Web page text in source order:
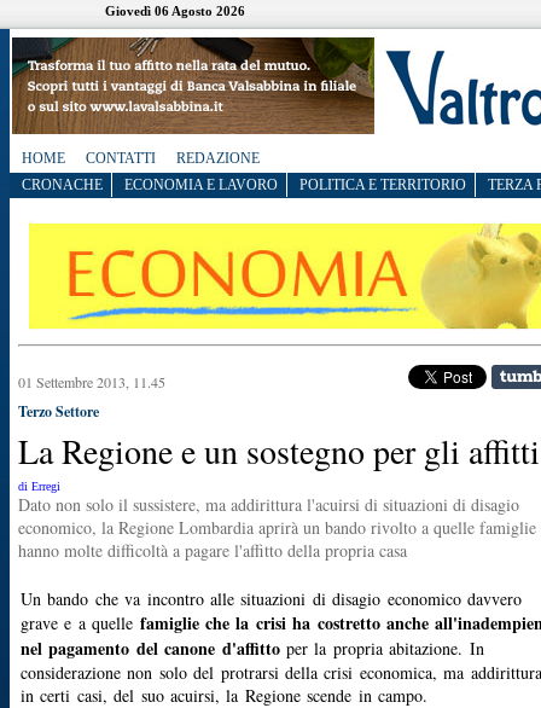
Giovedì 06 Agosto 2026
HOME CONTATTI
REDAZIONE
CRONACHE
ECONOMIA E LAVORO POLITICA E TERRITORIO TERZA
01 Settembre 2013, 11.45
Terzo Settore
La Regione e un sostegno per gli affitti
di Erregi
Dato non solo il sussistere, ma addirittura l'acuirsi di situazioni di disagio
economico, la Regione Lombardia aprirà un bando rivolto a quelle famiglie
hanno molte difficoltà a pagare l'affitto della propria casa
Un bando che va incontro alle situazioni di disagio economico davvero
grave e a quelle famiglie che la crisi ha costretto anche
nel pagamento del canone d'affittoper la propria abitazione. In
considerazione non solo del protrarsi della crisi economica, ma
in certi casi, del suo acuirsi, la Regione scende in campo.